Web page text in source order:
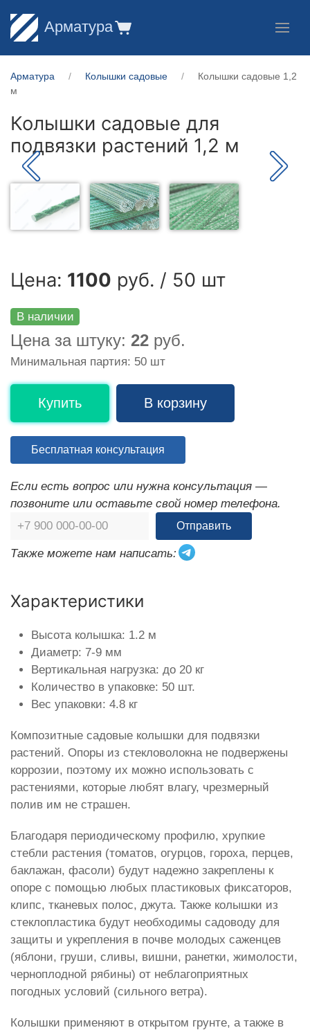
Арматура
Арматура Колышки садовые
Колышки садовые 1,2
м
Колышки садовые для
подвязки растений 1,2 м
Цена: 1100 руб. / 50 шт
В наличии
Цена за штуку: 22 руб.
Минимальная партия: 50 шт
Купить В корзину
Бесплатная консультация
Если есть вопрос или нужна консультация —
позвоните или оставьте свой номер телефона.
Отправить
Также можете нам написать:
Характеристики
Высота колышка: 1.2 м
Диаметр: 7-9 мм
Вертикальная нагрузка: до 20 кг
Количество в упаковке: 50 шт.
Вес упаковки: 4.8 кг
Композитные садовые колышки для подвязки
растений. Опоры из стекловолокна не подвержены
коррозии, поэтому их можно использовать с
растениями, которые любят влагу, чрезмерный
полив им не страшен.
Благодаря периодическому профилю, хрупкие
стебли растения (томатов, огурцов, гороха, перцев,
баклажан, фасоли) будут надежно закреплены к
опоре с помощью любых пластиковых фиксаторов,
клипс, тканевых полос, джута. Также колышки из
стеклопластика будут необходимы садоводу для
защиты и укрепления в почве молодых саженцев
(яблони, груши, сливы, вишни, ранетки, жимолости,
черноплодной рябины) от неблагоприятных
погодных условий (сильного ветра).
Колышки применяют в открытом грунте, а также в